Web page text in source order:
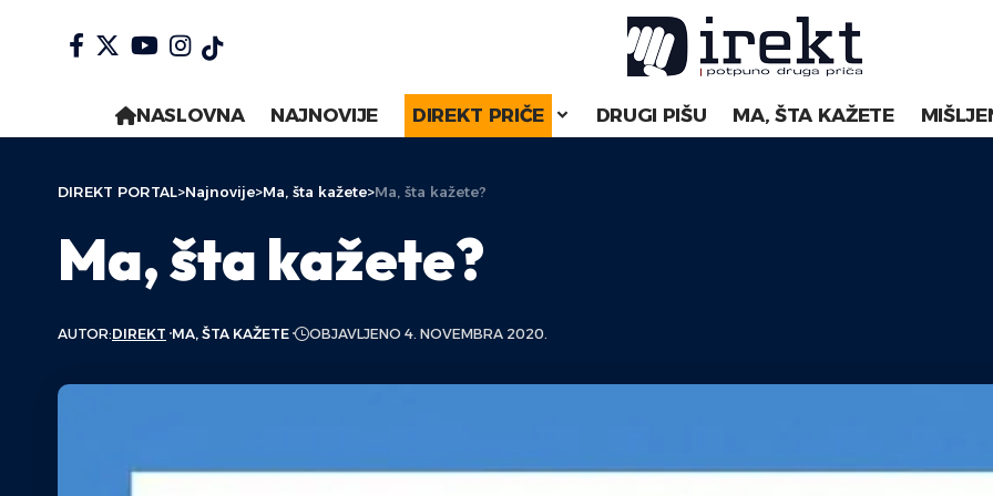
NASLOVNA NAJNOVIJE DIREKT PRIČE DRUGI PIŠU MA, ŠTA KAŽETE
DIREKT PORTAL>Najnovije>Ma, šta kažete>Ma, šta kažete?
Ma, šta kažete?
AUTOR:DIREKT MA, ŠTA KAŽETE OBJAVLJENO 4. NOVEMBRA 2020.